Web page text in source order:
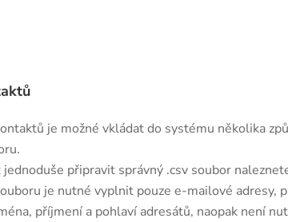
je možné vkládat do systému několika
jednoduše připravit správný .csv soubor
je nutné vyplnit pouze e-mailové adresy,
příjmení a pohlaví adresátů, naopak není